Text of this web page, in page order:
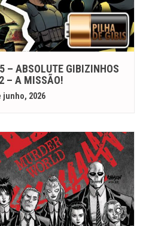
– ABSOLUTE GIBIZINHOS
– A MISSÃO!
junho, 2026